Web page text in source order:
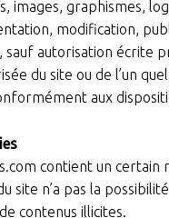
images, graphismes,
modification,
autorisation écrite
du site ou de l’un
aux
contient un
site n’a pas la
contenus illicites.